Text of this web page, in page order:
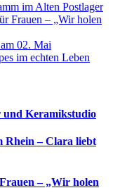
im Alten Postlager
Frauen – „Wir holen
02. Mai
im echten Leben
und Keramikstudio
Rhein – Clara liebt
– „Wir holen